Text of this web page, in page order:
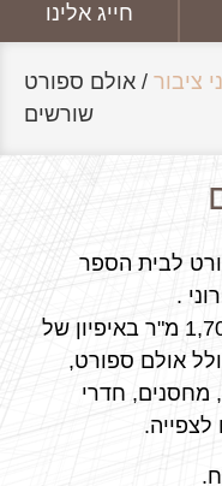
חייג אלינו
ציבור / אולם ספורט
שורשים
לבית הספר
.
מבנה בשטח 1,700 מ"ר באיפיון של
אולם ספורט,
חדרי